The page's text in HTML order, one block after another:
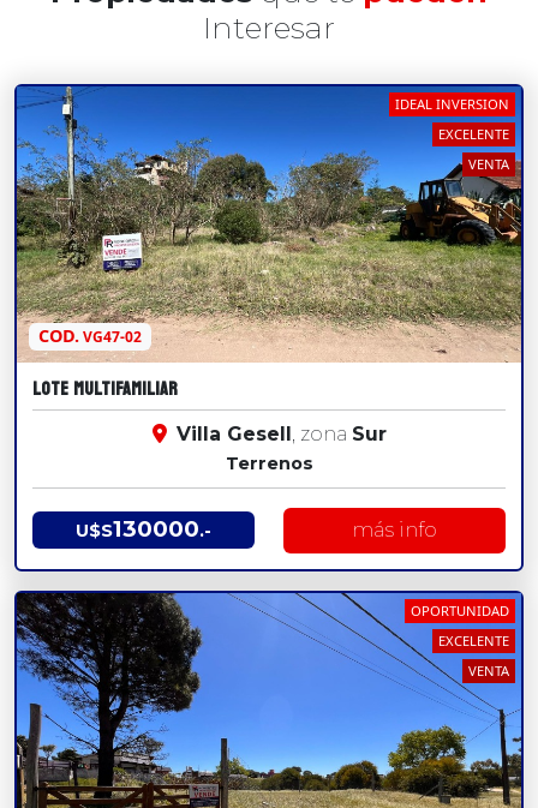
Interesar
COD.VG47-02
IDEAL INVERSION
EXCELENTE
VENTA
LOTE MULTIFAMILIAR
Villa Gesell , zona Sur
Terrenos
U$S130000.- más info
OPORTUNIDAD
EXCELENTE
VENTA